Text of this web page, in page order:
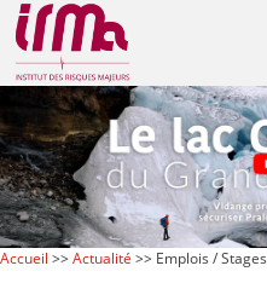
Accueil >>Actualité >> Emplois / Stages